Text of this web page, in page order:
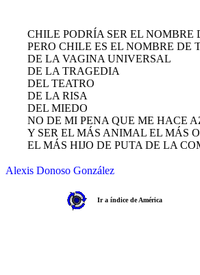
CHILE PODRÍA SER EL NOMBRE
PERO CHILE ES EL NOMBRE DE
DE LA VAGINA UNIVERSAL
DE LA TRAGEDIA
DEL TEATRO
DE LA RISA
DEL MIEDO
NO DE MI PENA QUE ME HACE
Y SER EL MÁS ANIMAL EL MÁS
EL MÁS HIJO DE PUTA DE LA
Alexis Donoso González
Ir a índice de América